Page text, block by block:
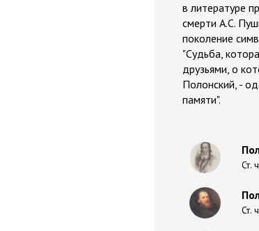
в литературе
смерти А.С.
поколение
"Судьба,
друзьями, о
Полонский, -
памяти".
Ст.
Ст.